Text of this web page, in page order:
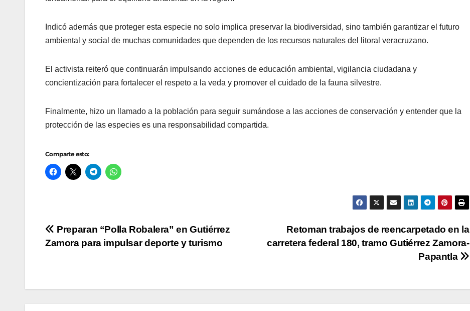
Indicó además que proteger esta especie no solo implica preservar la biodiversidad, sino también garantizar el futuro
ambiental y social de muchas comunidades que dependen de los recursos naturales del litoral veracruzano.
El activista reiteró que continuarán impulsando acciones de educación ambiental, vigilancia ciudadana y
concientización para fortalecer el respeto a la veda y promover el cuidado de la fauna silvestre.
Finalmente, hizo un llamado a la población para seguir sumándose a las acciones de conservación y entender que la
protección de las especies es una responsabilidad compartida.
Comparte esto:
Navegación
Retoman trabajos de reencarpetado en la
carretera federal 180, tramo Gutiérrez Zamora-
Papantla
Preparan “Polla Robalera” en Gutiérrez
Zamora para impulsar deporte y turismo